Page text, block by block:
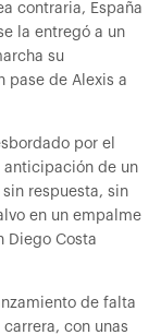
contraria, España
la entregó a un
su
pase de Alexis a
por el
anticipación de un
respuesta, sin
en un empalme
Diego Costa
de falta
con unas